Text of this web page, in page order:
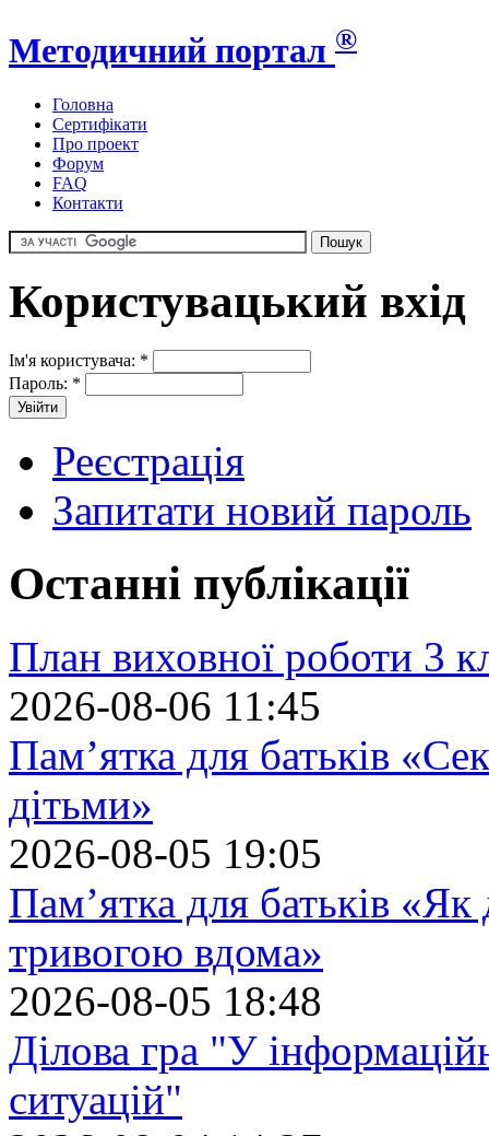
Методичний портал ®
Головна
Сертифікати
Про проект
Форум
FAQ
Контакти
Користувацький вхід
Ім'я користувача: *
Пароль: *
Реєстрація
Запитати новий пароль
Останні публікації
План виховної роботи 3
2026-08-06 11:45
Пам’ятка для батьків
дітьми»
2026-08-05 19:05
Пам’ятка для батьків
тривогою вдома»
2026-08-05 18:48
Ділова гра "У
ситуацій"